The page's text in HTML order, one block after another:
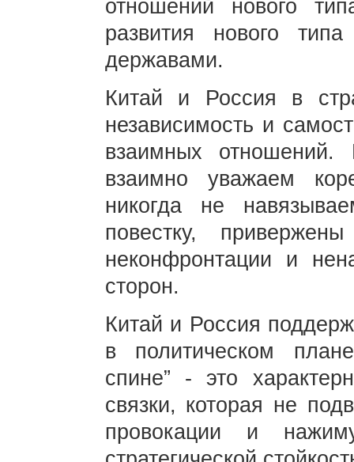
отношений нового
развития нового
державами.
Китай и Россия в
независимость и
взаимных
взаимно уважаем
никогда не
повестку,
неконфронтации и
сторон.
Китай и Россия
в политическом
спине” - это
связки, которая не
провокации и